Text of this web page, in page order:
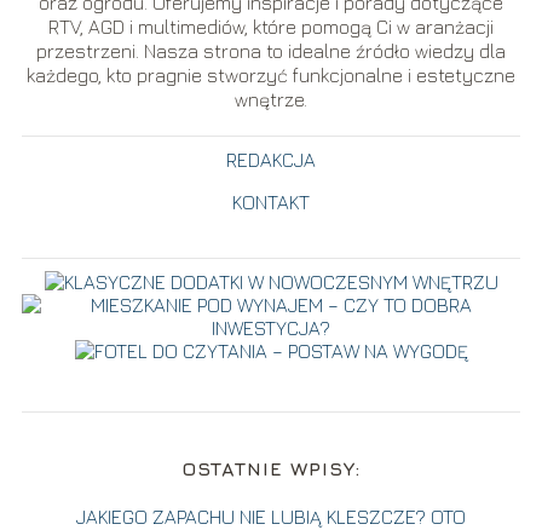
RTV, AGD i multimediów, które pomogą Ci w aranżacji
przestrzeni. Nasza strona to idealne źródło wiedzy dla
każdego, kto pragnie stworzyć funkcjonalne i estetyczne
wnętrze.
REDAKCJA
KONTAKT
OSTATNIE WPISY:
JAKIEGO ZAPACHU NIE LUBIĄ KLESZCZE? OTO